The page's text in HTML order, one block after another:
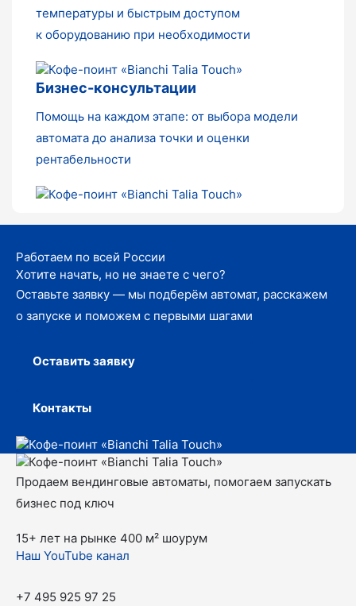
температуры и быстрым доступом
к оборудованию при необходимости
Бизнес-консультации
Помощь на каждом этапе: от выбора модели
автомата до анализа точки и оценки
рентабельности
Работаем по всей России
Хотите начать, но не знаете с чего?
Оставьте заявку — мы подберём автомат, расскажем
о запуске и поможем с первыми шагами
Оставить заявку
Контакты
Продаем вендинговые автоматы, помогаем запускать
бизнес под ключ
15+ лет на рынке 400 м² шоурум
Наш YouTube канал
+7 495 925 97 25